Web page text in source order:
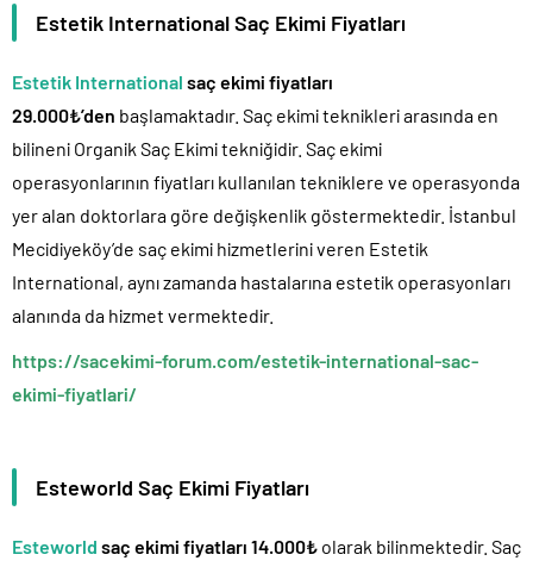
Estetik International Saç Ekimi Fiyatları
Estetik International saç ekimi fiyatları
29.000₺’den başlamaktadır. Saç ekimi teknikleri arasında en
bilineni Organik Saç Ekimi tekniğidir. Saç ekimi
operasyonlarının fiyatları kullanılan tekniklere ve operasyonda
yer alan doktorlara göre değişkenlik göstermektedir. İstanbul
Mecidiyeköy’de saç ekimi hizmetlerini veren Estetik
International, aynı zamanda hastalarına estetik operasyonları
alanında da hizmet vermektedir.
https://sacekimi-forum.com/estetik-international-sac-
ekimi-fiyatlari/
Esteworld Saç Ekimi Fiyatları
Esteworld saç ekimi fiyatları 14.000₺ olarak bilinmektedir. Saç